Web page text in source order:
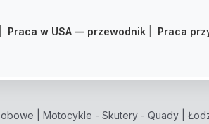
Praca w USA — przewodnik Praca
Motocykle - Skutery - Quady